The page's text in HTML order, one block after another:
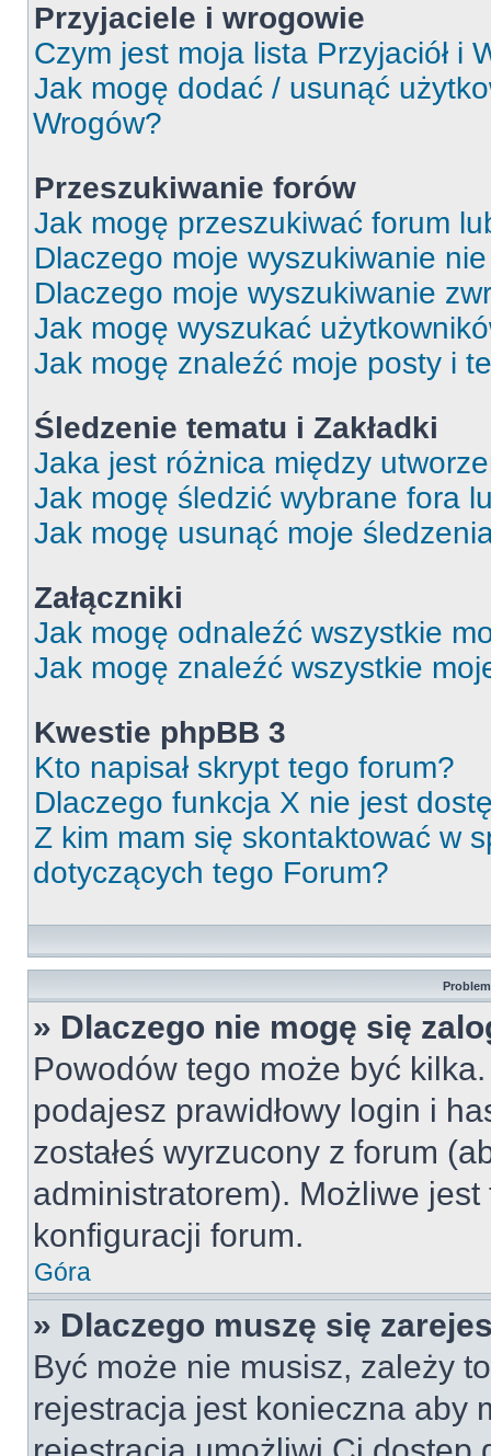
Przyjaciele i wrogowie
Czym jest moja lista Przyjaciół i
Jak mogę dodać / usunąć
Wrogów?
Przeszukiwanie forów
Jak mogę przeszukiwać forum
Dlaczego moje wyszukiwanie
Dlaczego moje wyszukiwanie
Jak mogę wyszukać
Jak mogę znaleźć moje posty i
Śledzenie tematu i Zakładki
Jaka jest różnica między
Jak mogę śledzić wybrane fora
Jak mogę usunąć moje
Załączniki
Jak mogę odnaleźć wszystkie
Jak mogę znaleźć wszystkie
Kwestie phpBB 3
Kto napisał skrypt tego forum?
Dlaczego funkcja X nie jest
Z kim mam się skontaktować w
dotyczących tego Forum?
» Dlaczego nie mogę się
Powodów tego może być
podajesz prawidłowy login i
zostałeś wyrzucony z forum
administratorem). Możliwe
konfiguracji forum.
Góra
» Dlaczego muszę się
Być może nie musisz, zależy
rejestracja jest konieczna aby